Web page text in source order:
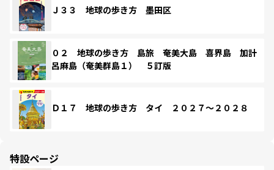
Ｊ３３ 地球の歩き方 墨田区
０２ 地球の歩き方 島旅 奄美大島 喜界島 加計
呂麻島（奄美群島１） ５訂版
Ｄ１７ 地球の歩き方 タイ ２０２７～２０２８
特設ページ